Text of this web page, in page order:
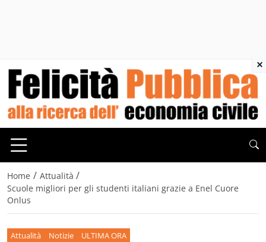
Home / Attualità /
Scuole migliori per gli studenti italiani grazie a Enel Cuore
Onlus
Attualità Notizie ULTIMA ORA
×